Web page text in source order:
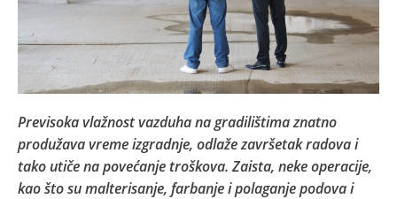
Previsoka vlažnost vazduha na gradilištima znatno
produžava vreme izgradnje, odlaže završetak radova i
tako utiče na povećanje troškova. Zaista, neke operacije,
kao što su malterisanje, farbanje i polaganje podova i